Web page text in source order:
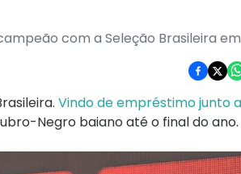
com a Seleção Brasileira em
Vindo de empréstimo junto
Negro baiano até o final do ano.